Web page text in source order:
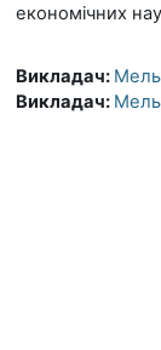
економічних
Викладач:
Викладач: